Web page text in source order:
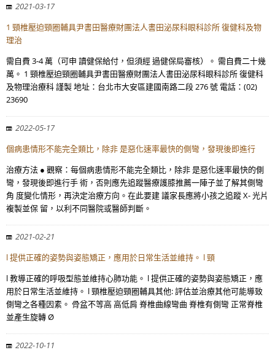
2021-03-17
1 頸椎壓迫頸圈輔具尹書田醫療財團法人書田泌尿科眼科診所 復健科及物
理治
需自費 3-4 萬（可申 讀健保給付，但須經 過健保局審核）。 需自費二十幾
萬。 1 頸椎壓迫頸圈輔具尹書田醫療財團法人書田泌尿科眼科診所 復健科
及物理治療科 謹製 地址：台北市大安區建國南路二段 276 號 電話：(02)
23690
2022-05-17
個病患情形不能完全類比，除非 是惡化速率最快的側彎，發現後即進行
治療方法 ● 觀察：每個病患情形不能完全類比，除非 是惡化速率最快的側
彎，發現後即進行手 術，否則應先追蹤醫療護膝推薦一陣子並了解其側彎
角 度變化情形，再決定治療方向。在此要建 議家長應將小孩之追蹤 X- 光片
複製並保 留，以利不同醫院或醫師判斷。
2021-02-21
l 提供正確的姿勢與姿態矯正，應用於日常生活並維持。 l 頸
l 教導正確的呼吸型態並維持心肺功能。 l 提供正確的姿勢與姿態矯正，應
用於日常生活並維持。 l 頸椎壓迫頸圈輔具其他: 評估並治療其他可能導致
側彎之各種因素。 骨盆不等高 高低肩 脊椎曲線彎曲 脊椎有側彎 正常脊椎
並產生旋轉 Ø
2022-10-11